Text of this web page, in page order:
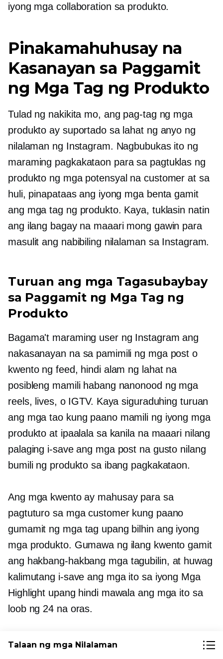
iyong mga collaboration sa produkto.
Pinakamahuhusay na
Kasanayan sa Paggamit
ng Mga Tag ng Produkto
Tulad ng nakikita mo, ang pag-tag ng mga
produkto ay suportado sa lahat ng anyo ng
nilalaman ng Instagram. Nagbubukas ito ng
maraming pagkakataon para sa pagtuklas ng
produkto ng mga potensyal na customer at sa
huli, pinapataas ang iyong mga benta gamit
ang mga tag ng produkto. Kaya, tuklasin natin
ang ilang bagay na maaari mong gawin para
masulit ang nabibiling nilalaman sa Instagram.
Turuan ang mga Tagasubaybay
sa Paggamit ng Mga Tag ng
Produkto
Bagama't maraming user ng Instagram ang
nakasanayan na sa pamimili ng mga post o
kwento ng feed, hindi alam ng lahat na
posibleng mamili habang nanonood ng mga
reels, lives, o IGTV. Kaya siguraduhing turuan
ang mga tao kung paano mamili ng iyong mga
produkto at ipaalala sa kanila na maaari nilang
palaging i-save ang mga post na gusto nilang
bumili ng produkto sa ibang pagkakataon.
Ang mga kwento ay mahusay para sa
pagtuturo sa mga customer kung paano
gumamit ng mga tag upang bilhin ang iyong
mga produkto. Gumawa ng ilang kwento gamit
ang hakbang-hakbang mga tagubilin, at huwag
kalimutang i-save ang mga ito sa iyong Mga
Highlight upang hindi mawala ang mga ito sa
loob ng 24 na oras.
Maaari mo ring i-update ang iyong bio para
Talaan ng mga Nilalaman